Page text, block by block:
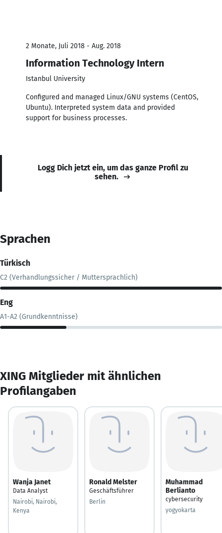
2 Monate, Juli 2018 - Aug. 2018
Information Technology Intern
Istanbul University
Configured and managed Linux/GNU systems (CentOS,
Ubuntu). Interpreted system data and provided
support for business processes.
Logg Dich jetzt ein, um das ganze Profil zu
sehen.
Sprachen
Türkisch
C2 (Verhandlungssicher / Muttersprachlich)
Eng
A1-A2 (Grundkenntnisse)
XING Mitglieder mit ähnlichen
Profilangaben
Wanja Janet
Data Analyst
Nairobi, Nairobi,
Kenya
Ronald Melster
Geschäftsführer
Berlin
Muhammad
Berlianto
cybersecurity
yogyokarta